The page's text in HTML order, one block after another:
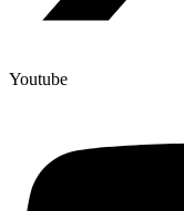
Youtube